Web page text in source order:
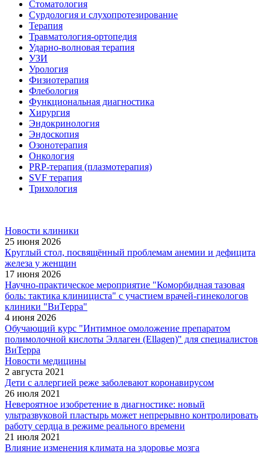
Стоматология
Сурдология и слухопротезирование
Терапия
Травматология-ортопедия
Ударно-волновая терапия
УЗИ
Урология
Физиотерапия
Флебология
Функциональная диагностика
Хирургия
Эндокринология
Эндоскопия
Озонотерапия
Онкология
PRP-терапия (плазмотерапия)
SVF терапия
Трихология
Новости клиники
25 июня 2026
Круглый стол, посвящённый проблемам анемии и дефицита
железа у женщин
17 июня 2026
Научно-практическое мероприятие "Коморбидная тазовая
боль: тактика клинициста" с участием врачей-гинекологов
клиники "ВиТерра"
4 июня 2026
Обучающий курс "Интимное омоложение препаратом
полимолочной кислоты Эллаген (Ellagen)" для специалистов
ВиТерра
Новости медицины
2 августа 2021
Дети с аллергией реже заболевают коронавирусом
26 июля 2021
Невероятное изобретение в диагностике: новый
ультразвуковой пластырь может непрерывно контролировать
работу сердца в режиме реального времени
21 июля 2021
Влияние изменения климата на здоровье мозга